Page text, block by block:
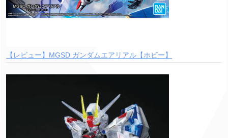
【レビュー】MGSD ガンダムエアリアル【ホビー】